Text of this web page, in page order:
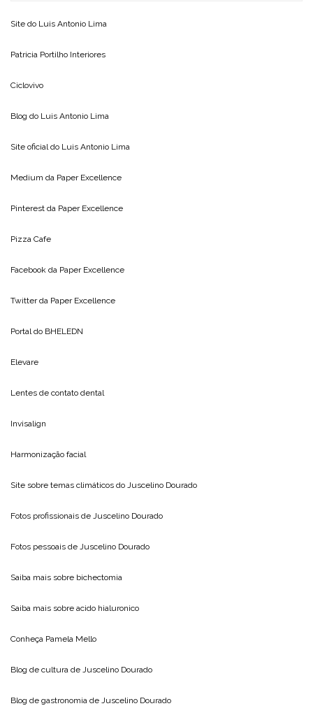
Site do Luis Antonio Lima
Patricia Portilho Interiores
Ciclovivo
Blog do Luis Antonio Lima
Site oficial do Luis Antonio Lima
Medium da Paper Excellence
Pinterest da Paper Excellence
Pizza Cafe
Facebook da Paper Excellence
Twitter da Paper Excellence
Portal do BHELEDN
Elevare
Lentes de contato dental
Invisalign
Harmonização facial
Site sobre temas climáticos do Juscelino Dourado
Fotos profissionais de Juscelino Dourado
Fotos pessoais de Juscelino Dourado
Saiba mais sobre bichectomia
Saiba mais sobre acido hialuronico
Conheça Pamela Mello
Blog de cultura de Juscelino Dourado
Blog de gastronomia de Juscelino Dourado